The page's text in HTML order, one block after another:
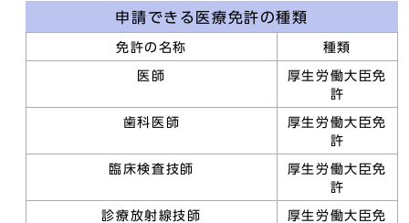
申請できる医療免許の種類
免許の名称 種類
医師
厚生労働大臣免
許
歯科医師
厚生労働大臣免
許
臨床検査技師
厚生労働大臣免
許
診療放射線技師
厚生労働大臣免